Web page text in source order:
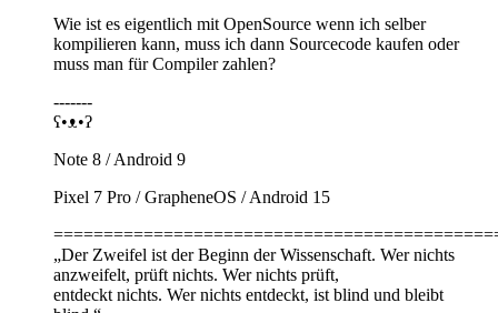
Wie ist es eigentlich mit OpenSource wenn ich selber
kompilieren kann, muss ich dann Sourcecode kaufen oder
muss man für Compiler zahlen?
-------
ʕ•ᴥ•ʔ
Note 8 / Android 9
Pixel 7 Pro / GrapheneOS / Android 15
„Der Zweifel ist der Beginn der Wissenschaft. Wer nichts
anzweifelt, prüft nichts. Wer nichts prüft,
entdeckt nichts. Wer nichts entdeckt, ist blind und bleibt